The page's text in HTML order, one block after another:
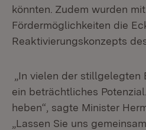
könnten. Zudem wurden
Fördermöglichkeiten die
Reaktivierungskonzepts
„In vielen der
ein beträchtliches
heben“, sagte Minister
„Lassen Sie uns